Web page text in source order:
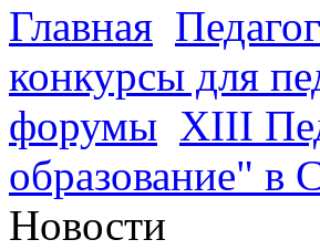
Главная
конкурсы для
форумы XIII
образование" в
Новости